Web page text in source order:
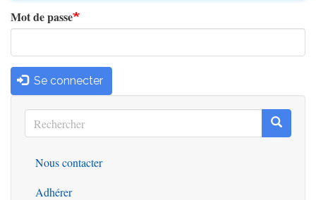
Mot de passe
Se connecter
Rechercher
Rechercher
Outils
Nous contacter
Adhérer